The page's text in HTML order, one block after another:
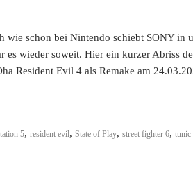
wie schon bei Nintendo schiebt SONY in
es wieder soweit. Hier ein kurzer Abriss
Resident Evil 4 als Remake am
5, resident evil, State of Play, street fighter 6, tunic